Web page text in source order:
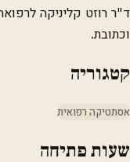
ד"ר רוזט קליניקה
וכתובת.
קטגוריה
אסתטיקה רפואית
שעות פתיחה